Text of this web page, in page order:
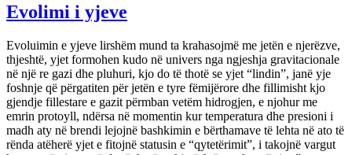
Evolimi i yjeve
Evoluimin e yjeve lirshëm mund ta krahasojmë me jetën e njerëzve,
thjeshtë, yjet formohen kudo në univers nga ngjeshja gravitacionale
në një re gazi dhe pluhuri, kjo do të thotë se yjet “lindin”, janë yje
foshnje që përgatiten për jetën e tyre fëmijërore dhe fillimisht kjo
gjendje fillestare e gazit përmban vetëm hidrogjen, e njohur me
emrin protoyll, ndërsa në momentin kur temperatura dhe presioni i
madh aty në brendi lejojnë bashkimin e bërthamave të lehta në ato të
rënda atëherë yjet e fitojnë statusin e “qytetërimit”, i takojnë vargut